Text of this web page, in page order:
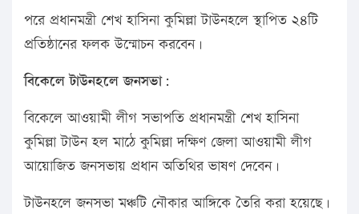
পরে প্রধানমন্ত্রী শেখ হাসিনা কুমিল্লা টাউনহলে স্থাপিত ২৪টি
প্রতিষ্ঠানের ফলক উন্মোচন করবেন।
বিকেলে টাউনহলে জনসভা:
বিকেলে আওয়ামী লীগ সভাপতি প্রধানমন্ত্রী শেখ হাসিনা
কুমিল্লা টাউন হল মাঠে কুমিল্লা দক্ষিণ জেলা আওয়ামী লীগ
আয়োজিত জনসভায় প্রধান অতিথির ভাষণ দেবেন।
টাউনহলে জনসভা মঞ্চটি নৌকার আঙ্গিকে তৈরি করা হয়েছে।